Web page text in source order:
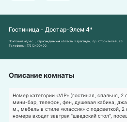
Гостиница - Достар-Элем 4*
Почтовый адрес:
, Карагандинская область, Караганды, пр. Строителей, 28
Телефоны: 77212400400
Описание комнаты